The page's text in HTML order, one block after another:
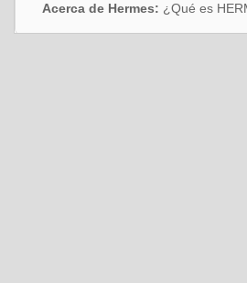
Acerca de Hermes: ¿Qué es